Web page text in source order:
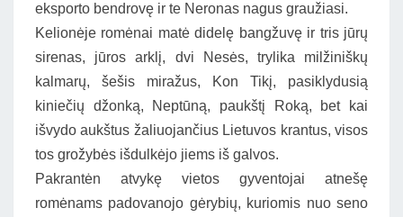
eksporto bendrovę ir te Neronas nagus graužiasi.
Kelionėje romėnai matė didelę bangžuvę ir tris jūrų
sirenas, jūros arklį, dvi Nesės, trylika milžiniškų
kalmarų, šešis miražus, Kon Tikį, pasiklydusią
kiniečių džonką, Neptūną, paukštį Roką, bet kai
išvydo aukštus žaliuojančius Lietuvos krantus, visos
tos grožybės išdulkėjo jiems iš galvos.
Pakrantėn atvykę vietos gyventojai atnešę
romėnams padovanojo gėrybių, kuriomis nuo seno